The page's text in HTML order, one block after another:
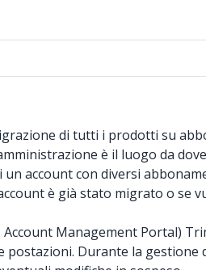
di tutti i prodotti su
è il luogo da
account con diversi
è già stato migrato o se
Account Management Portal)
Durante la